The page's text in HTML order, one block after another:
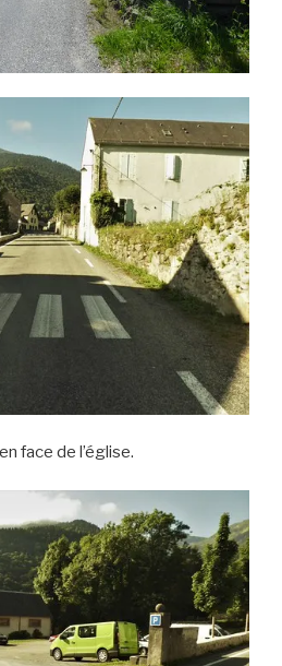
face de l’église.